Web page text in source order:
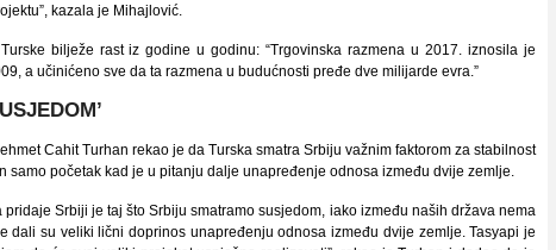
kazala je Mihajlović.
bilježe rast iz godine u godinu: “Trgovinska razmena u 2017. iznosila je
a učinićeno sve da ta razmena u budućnosti pređe dve milijarde evra.”
Cahit Turhan rekao je da Turska smatra Srbiju važnim faktorom za stabilnost
samo početak kad je u pitanju dalje unapređenje odnosa između dvije zemlje.
Srbiji je taj što Srbiju smatramo susjedom, iako između naših država nema
dali su veliki lični doprinos unapređenju odnosa između dvije zemlje. Tasyapi je